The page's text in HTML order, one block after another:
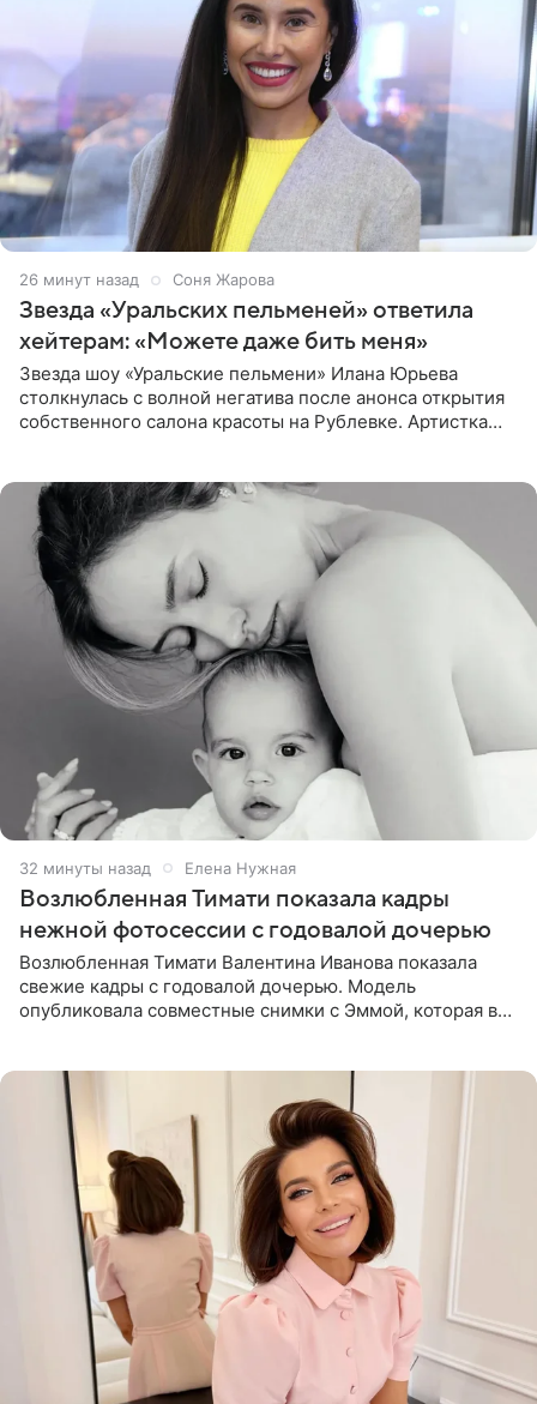
26 минут назад Соня Жарова
Звезда «Уральских пельменей» ответила
хейтерам: «Можете даже бить меня»
Звезда шоу «Уральские пельмени» Илана Юрьева
столкнулась с волной негатива после анонса открытия
собственного салона красоты на Рублевке. Артистка
32 минуты назад Елена Нужная
Возлюбленная Тимати показала кадры
нежной фотосессии с годовалой дочерью
Возлюбленная Тимати Валентина Иванова показала
свежие кадры с годовалой дочерью. Модель
опубликовала совместные снимки с Эммой, которая в